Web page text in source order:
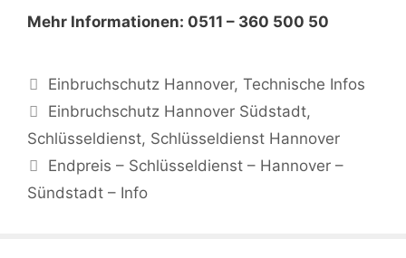
Mehr Informationen: 0511 – 360 500 50
Kategorien
Einbruchschutz Hannover,Technische Infos
Schlagwörter
Einbruchschutz Hannover Südstadt,
Schlüsseldienst, Schlüsseldienst Hannover
Endpreis – Schlüsseldienst – Hannover –
Sündstadt – Info